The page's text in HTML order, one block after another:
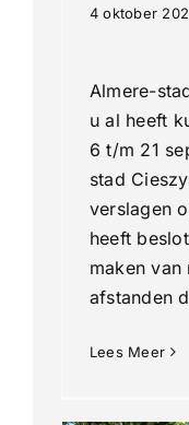
4 oktober
Almere-
u al heeft
6 t/m 21
stad
verslagen
heeft
maken
afstanden
Lees Meer